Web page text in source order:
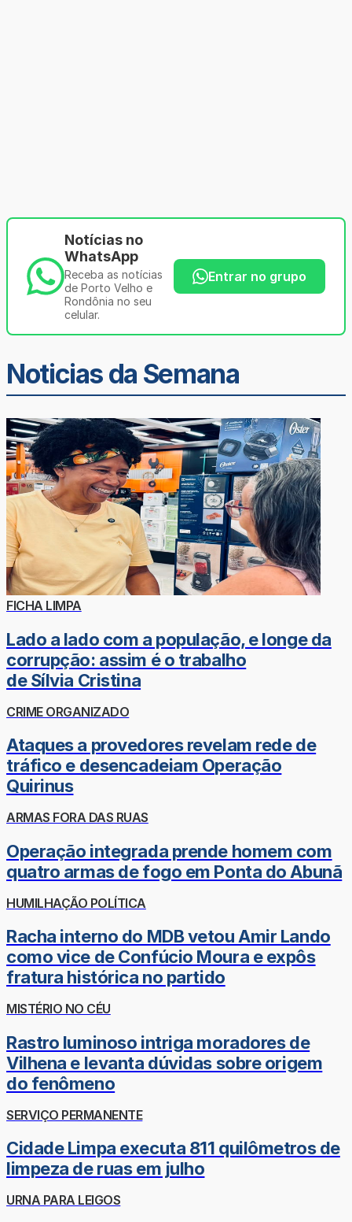
Notícias no
WhatsApp
Receba as notícias
de Porto Velho e
Rondônia no seu
celular.
Entrar no grupo
Noticias da Semana
FICHA LIMPA
Lado a lado com a população, e longe da
corrupção: assim é o trabalho
de Sílvia Cristina
CRIME ORGANIZADO
Ataques a provedores revelam rede de
tráfico e desencadeiam Operação
Quirinus
ARMAS FORA DAS RUAS
Operação integrada prende homem com
quatro armas de fogo em Ponta do Abunã
HUMILHAÇÃO POLÍTICA
Racha interno do MDB vetou Amir Lando
como vice de Confúcio Moura e expôs
fratura histórica no partido
MISTÉRIO NO CÉU
Rastro luminoso intriga moradores de
Vilhena e levanta dúvidas sobre origem
do fenômeno
SERVIÇO PERMANENTE
Cidade Limpa executa 811 quilômetros de
limpeza de ruas em julho
URNA PARA LEIGOS